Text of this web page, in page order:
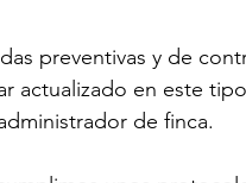
preventivas y de
actualizado en este
de finca.